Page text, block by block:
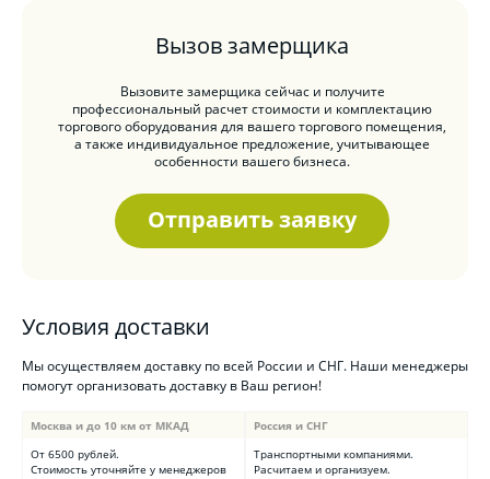
Вызов замерщика
Вызовите замерщика сейчас и получите
профессиональный расчет стоимости и комплектацию
торгового оборудования для вашего торгового помещения,
а также индивидуальное предложение, учитывающее
особенности вашего бизнеса.
Отправить заявку
Условия доставки
Мы осуществляем доставку по всей России и СНГ. Наши менеджеры
помогут организовать доставку в Ваш регион!
Москва и до 10 км от МКАД
От 6500 рублей.
Стоимость уточняйте у менеджеров
Россия и СНГ
Транспортными компаниями.
Расчитаем и организуем.